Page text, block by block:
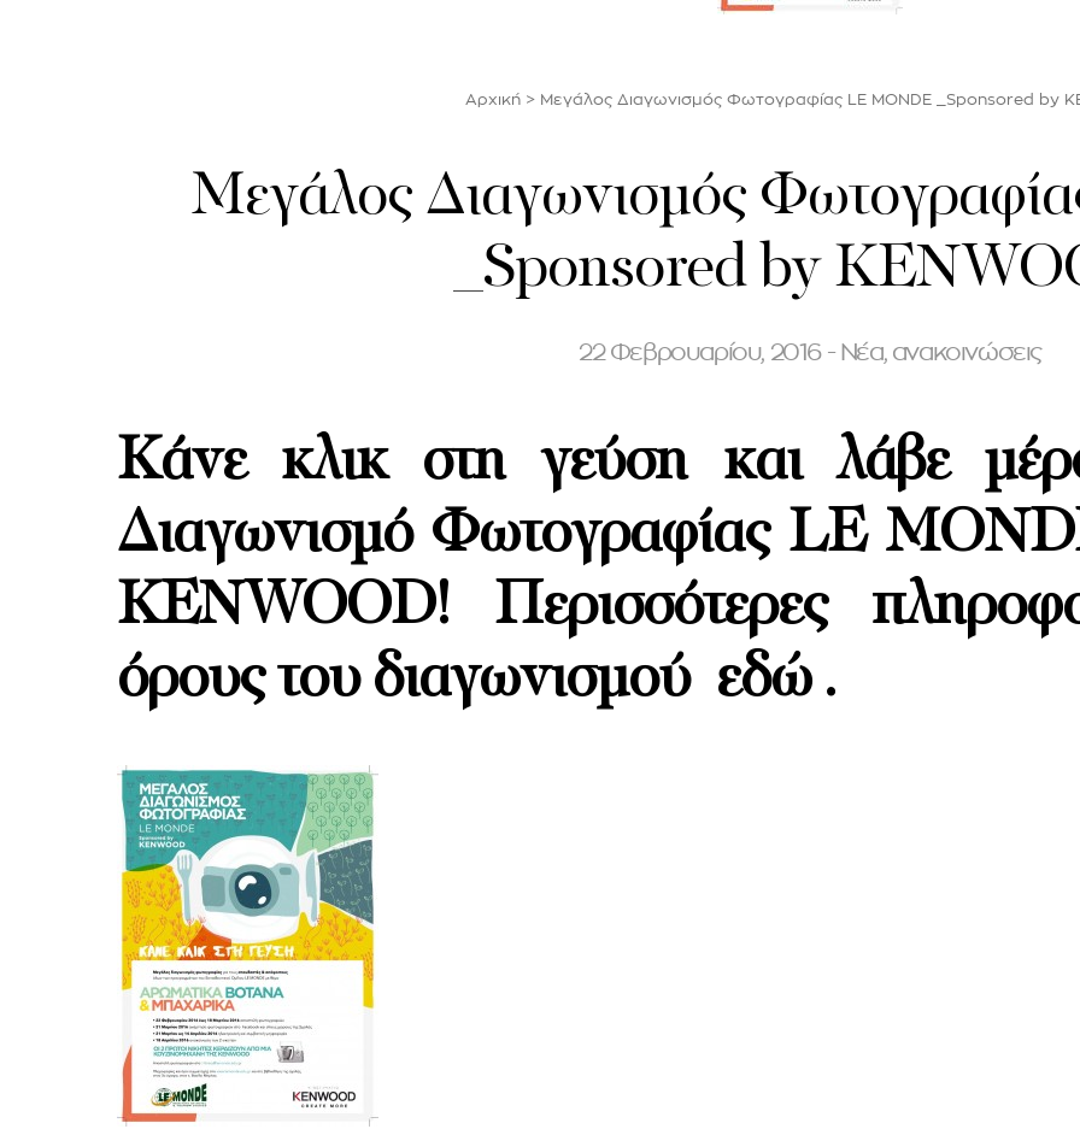
Αρχική> Μεγάλος Διαγωνισμός Φωτογραφίας LE MONDE _Sponsored by
Μεγάλος Διαγωνισμός
_Sponsored by
22 Φεβρουαρίου, 2016 - Νέα, ανακοινώσεις
Κάνε κλικ στη γεύση και λάβε
Διαγωνισμό Φωτογραφίας LE
KENWOOD! Περισσότερες
όρους του διαγωνισμού εδώ .